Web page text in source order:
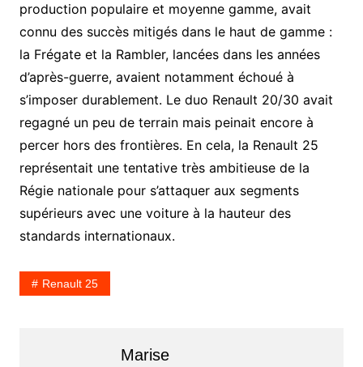
production populaire et moyenne gamme, avait
connu des succès mitigés dans le haut de gamme :
la Frégate et la Rambler, lancées dans les années
d’après-guerre, avaient notamment échoué à
s’imposer durablement. Le duo Renault 20/30 avait
regagné un peu de terrain mais peinait encore à
percer hors des frontières. En cela, la Renault 25
représentait une tentative très ambitieuse de la
Régie nationale pour s’attaquer aux segments
supérieurs avec une voiture à la hauteur des
standards internationaux.
Renault 25
Marise